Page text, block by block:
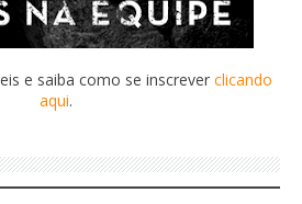
e saiba como se inscrever clicando
aqui.